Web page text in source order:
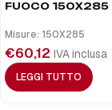
FUOCO 150X285
Misure: 150X285
€60,12 IVA inclusa
LEGGI TUTTO